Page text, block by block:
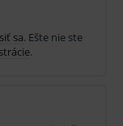
sa. Ešte nie ste
.